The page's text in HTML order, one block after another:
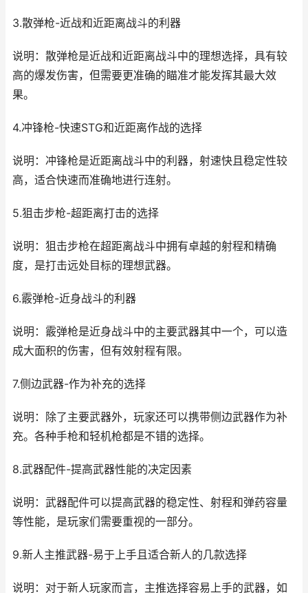
3.散弹枪-近战和近距离战斗的利器
说明：散弹枪是近战和近距离战斗中的理想选择，具有较
高的爆发伤害，但需要更准确的瞄准才能发挥其最大效
果。
4.冲锋枪-快速STG和近距离作战的选择
说明：冲锋枪是近距离战斗中的利器，射速快且稳定性较
高，适合快速而准确地进行连射。
5.狙击步枪-超距离打击的选择
说明：狙击步枪在超距离战斗中拥有卓越的射程和精确
度，是打击远处目标的理想武器。
6.霰弹枪-近身战斗的利器
说明：霰弹枪是近身战斗中的主要武器其中一个，可以造
成大面积的伤害，但有效射程有限。
7.侧边武器-作为补充的选择
说明：除了主要武器外，玩家还可以携带侧边武器作为补
充。各种手枪和轻机枪都是不错的选择。
8.武器配件-提高武器性能的决定因素
说明：武器配件可以提高武器的稳定性、射程和弹药容量
等性能，是玩家们需要重视的一部分。
9.新人主推武器-易于上手且适合新人的几款选择
说明：对于新人玩家而言，主推选择容易上手的武器，如